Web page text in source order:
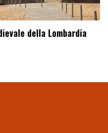
della Lombardia